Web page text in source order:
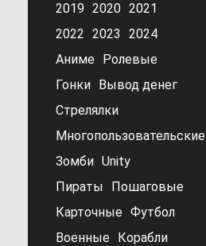
2019 2020 2021
2022 2023
2024
Аниме
Ролевые
Гонки
Вывод денег
Стрелялки
Многопользовательские
Зомби Unity
Пираты
Пошаговые
Карточные Футбол
Военные
Корабли